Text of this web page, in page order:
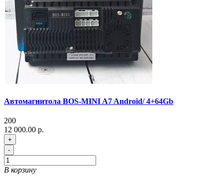
Автомагнитола BOS-MINI A7 Android/ 4+64Gb
200
12 000.00 р.
+
-
В корзину